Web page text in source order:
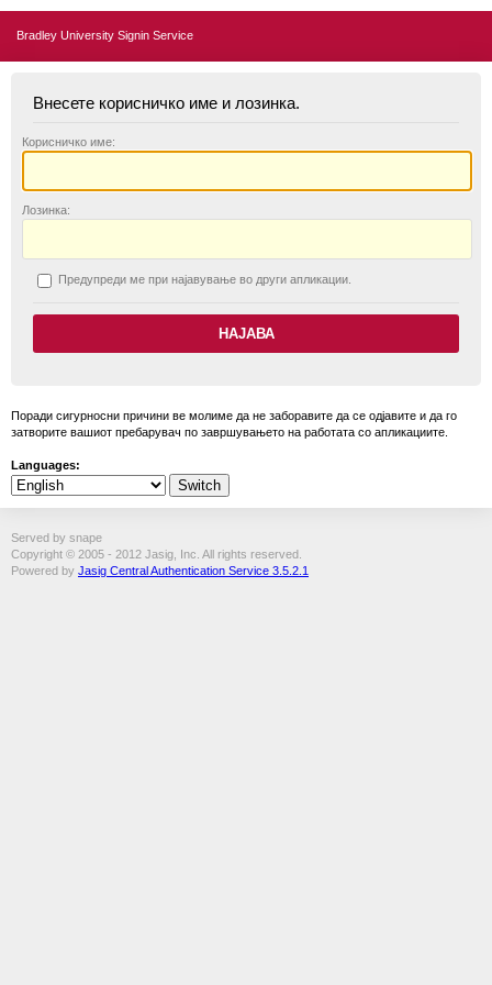
Bradley University Signin Service
Внесете корисничко име и лозинка.
Корисничко име:
Лозинка:
Предупреди ме при најавување во други апликации.
Поради сигурносни причини ве молиме да не заборавите да се одјавите и да го
затворите вашиот пребарувач по завршувањето на работата со апликациите.
Languages:
Served by snape
Copyright © 2005 - 2012 Jasig, Inc. All rights reserved.
Powered by Jasig Central Authentication Service 3.5.2.1